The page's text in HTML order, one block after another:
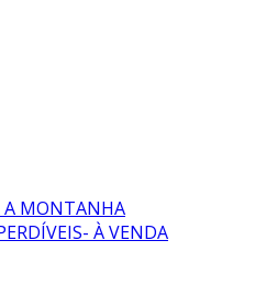
A MONTANHA
À VENDA